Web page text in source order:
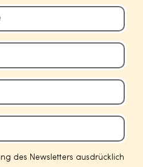
des Newsletters ausdrücklich